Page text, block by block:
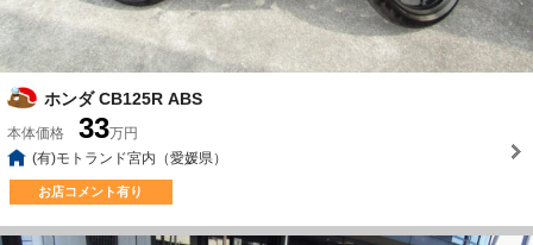
ホンダ CB125R ABS
本体価格 33万円
(有)モトランド宮内（愛媛県）
お店コメント有り